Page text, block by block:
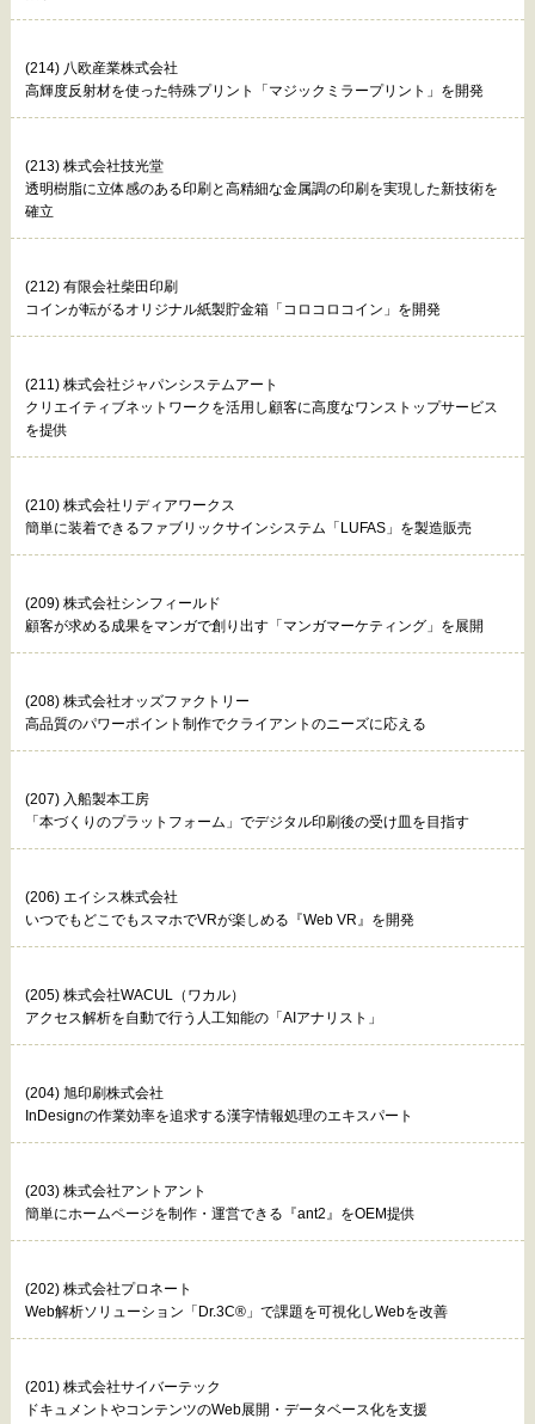
(214) 八欧産業株式会社
高輝度反射材を使った特殊プリント「マジックミラープリント」を開発
(213) 株式会社技光堂
透明樹脂に立体感のある印刷と高精細な金属調の印刷を実現した新技術を
確立
(212) 有限会社柴田印刷
コインが転がるオリジナル紙製貯金箱「コロコロコイン」を開発
(211) 株式会社ジャパンシステムアート
クリエイティブネットワークを活用し顧客に高度なワンストップサービス
を提供
(210) 株式会社リディアワークス
簡単に装着できるファブリックサインシステム「LUFAS」を製造販売
(209) 株式会社シンフィールド
顧客が求める成果をマンガで創り出す「マンガマーケティング」を展開
(208) 株式会社オッズファクトリー
高品質のパワーポイント制作でクライアントのニーズに応える
(207) 入船製本工房
「本づくりのプラットフォーム」でデジタル印刷後の受け皿を目指す
(206) エイシス株式会社
いつでもどこでもスマホでVRが楽しめる『Web VR』を開発
(205) 株式会社WACUL（ワカル）
アクセス解析を自動で行う人工知能の「AIアナリスト」
(204) 旭印刷株式会社
InDesignの作業効率を追求する漢字情報処理のエキスパート
(203) 株式会社アントアント
簡単にホームページを制作・運営できる『ant2』をOEM提供
(202) 株式会社プロネート
Web解析ソリューション「Dr.3C®」で課題を可視化しWebを改善
(201) 株式会社サイバーテック
ドキュメントやコンテンツのWeb展開・データベース化を支援